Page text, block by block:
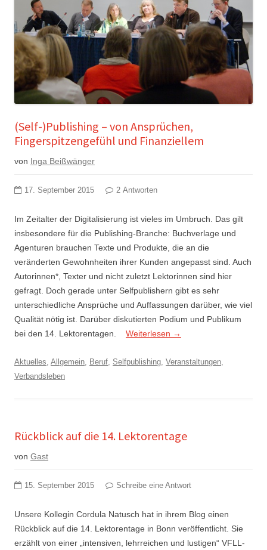
(Self-)Publishing – von Ansprüchen,
Fingerspitzengefühl und Finanziellem
von Inga Beißwänger
17. September 2015 2 Antworten
Im Zeitalter der Digitalisierung ist vieles im Umbruch. Das gilt
insbesondere für die Publishing-Branche: Buchverlage und
Agenturen brauchen Texte und Produkte, die an die
veränderten Gewohnheiten ihrer Kunden angepasst sind. Auch
Autorinnen*, Texter und nicht zuletzt Lektorinnen sind hier
gefragt. Doch gerade unter Selfpublishern gibt es sehr
unterschiedliche Ansprüche und Auffassungen darüber, wie viel
Qualität nötig ist. Darüber diskutierten Podium und Publikum
bei den 14. Lektorentagen. Weiterlesen →
Aktuelles, Allgemein, Beruf, Selfpublishing, Veranstaltungen,
Verbandsleben
Rückblick auf die 14. Lektorentage
von Gast
15. September 2015 Schreibe eine Antwort
Unsere Kollegin Cordula Natusch hat in ihrem Blog einen
Rückblick auf die 14. Lektorentage in Bonn veröffentlicht. Sie
erzählt von einer „intensiven, lehrreichen und lustigen“ VFLL-